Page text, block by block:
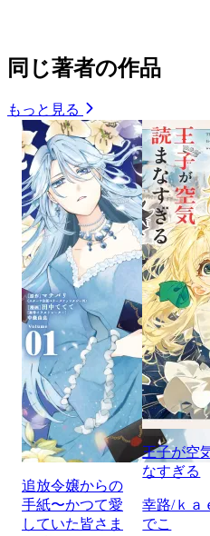
同じ著者の作品
もっと見る
追放令嬢からの
手紙〜かつて愛
していた皆さま
王子が空
なすぎる
幸路/ｋａ
でこ